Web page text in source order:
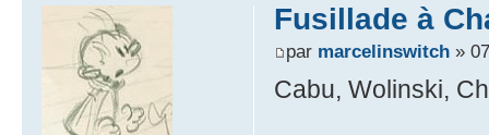
Fusillade à
par marcelinswitch»
Cabu, Wolinski,